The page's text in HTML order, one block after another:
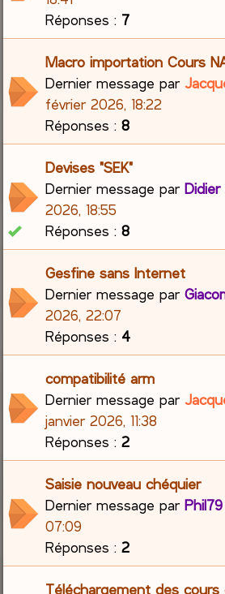
Réponses : 7
Macro importation Cours
Dernier message par
février 2026, 18:22
Réponses :8
Devises "SEK"
Dernier message parDidier
2026, 18:55
Réponses :8
Gesfine sans Internet
Dernier message par
2026, 22:07
Réponses : 4
compatibilité arm
Dernier message par
janvier 2026, 11:38
Réponses :2
Saisie nouveau chéquier
Dernier message parPhil79
07:09
Réponses :2
Téléchargement des